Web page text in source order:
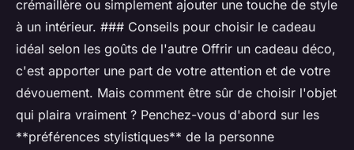
crémaillère ou simplement ajouter une touche de style
à un intérieur. ### Conseils pour choisir le cadeau
idéal selon les goûts de l'autre Offrir un cadeau déco,
c'est apporter une part de votre attention et de votre
dévouement. Mais comment être sûr de choisir l'objet
qui plaira vraiment ? Penchez-vous d'abord sur les
**préférences stylistiques** de la personne